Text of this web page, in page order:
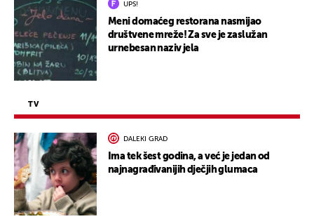
UPS!
Meni domaćeg restorana nasmijao
društvene mreže! Za sve je zaslužan
urnebesan naziv jela
TV
DALEKI GRAD
Ima tek šest godina, a već je jedan od
najnagrađivanijih dječjih glumaca